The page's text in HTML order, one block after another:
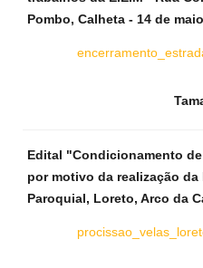
Pombo, Calheta - 14 de
Edital "Condicionamento
por motivo da realização
Paroquial, Loreto, Arco da